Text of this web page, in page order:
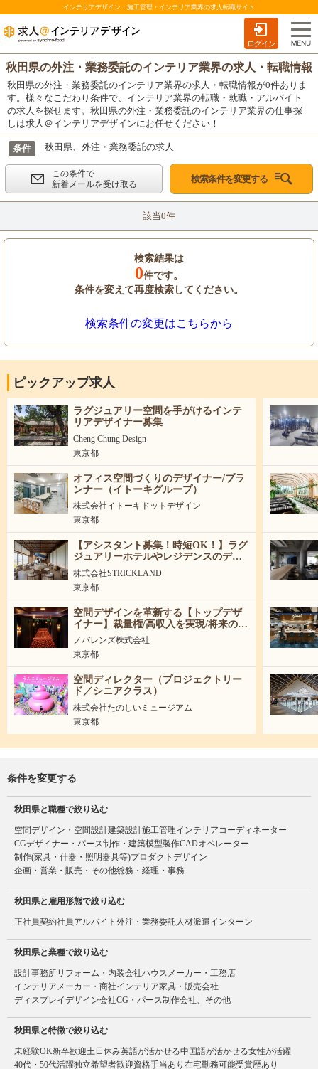
インテリアデザイン・施工管理・インテリア業界の求人転職サイト
ログイン
秋田県の外注・業務委託のインテリア業界の求人・転職情報
秋田県の外注・業務委託のインテリア業界の求人・転職情報が0件ありま
す。様々なこだわり条件で、インテリア業界の転職・就職・アルバイト
の求人を探せます。秋田県の外注・業務委託のインテリア業界の仕事探
しは求人＠インテリアデザインにお任せください！
条件 秋田県、外注・業務委託の求人
この条件で
新着メールを受け取る
検索条件を変更する
該当0件
検索結果は
0件です。
条件を変えて再度検索してください。
検索条件の変更はこちらから
ピックアップ求人
ラグジュアリー空間を手がけるインテ
リアデザイナー募集
Cheng Chung Design
東京都
オフィス空間づくりのデザイナー/プラ
ンナー（イトーキグループ）
株式会社イトーキドットデザイン
東京都
【アシスタント募集！時短OK！】ラグ
ジュアリーホテルやレジデンスのデザ
インを一緒に創りませんか！
株式会社STRICKLAND
東京都
空間デザインを革新する【トップデザ
イナー】裁量権/高収入を実現/将来の事
業責任者候補
ノバレンズ株式会社
東京都
空間ディレクター（プロジェクトリー
ド／シニアクラス）
株式会社たのしいミュージアム
東京都
条件を変更する
秋田県と職種で絞り込む
空間デザイン・空間設計建築設計施工管理インテリアコーディネーター
CGデザイナー・パース制作・建築模型製作CADオペレーター
制作(家具・什器・照明器具等)プロダクトデザイン
企画・営業・販売・その他総務・経理・事務
秋田県と雇用形態で絞り込む
正社員契約社員アルバイト 外注・業務委託人材派遣インターン
秋田県と業種で絞り込む
設計事務所リフォーム・内装会社ハウスメーカー・工務店
インテリアメーカー・商社インテリア家具・販売会社
ディスプレイデザイン会社CG・パース制作会社、その他
秋田県と特徴で絞り込む
未経験OK新卒歓迎土日休み英語が活かせる中国語が活かせる女性が活躍
40代・50代活躍独立希望者歓迎資格手当あり 在宅勤務可能受賞歴あり